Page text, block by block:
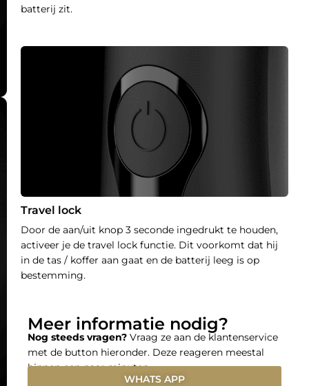
batterij zit.
Travel lock
Door de aan/uit knop 3 seconde ingedrukt te houden,
activeer je de travel lock functie. Dit voorkomt dat hij
in de tas / koffer aan gaat en de batterij leeg is op
bestemming.
Meer informatie nodig?
Nog steeds vragen? Vraag ze aan de klantenservice
met de button hieronder. Deze reageren meestal
binnen een paar minuten.
WHATS APP